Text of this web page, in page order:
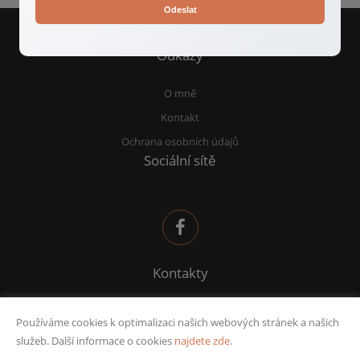
Odkazy
O mně
Kontakt
Ochrana osobních údajů
Sociální sítě
Kontakty
732 582 969
Používáme cookies k optimalizaci našich webových stránek a našich
služeb. Další informace o cookies najdete zde.
Odeslat